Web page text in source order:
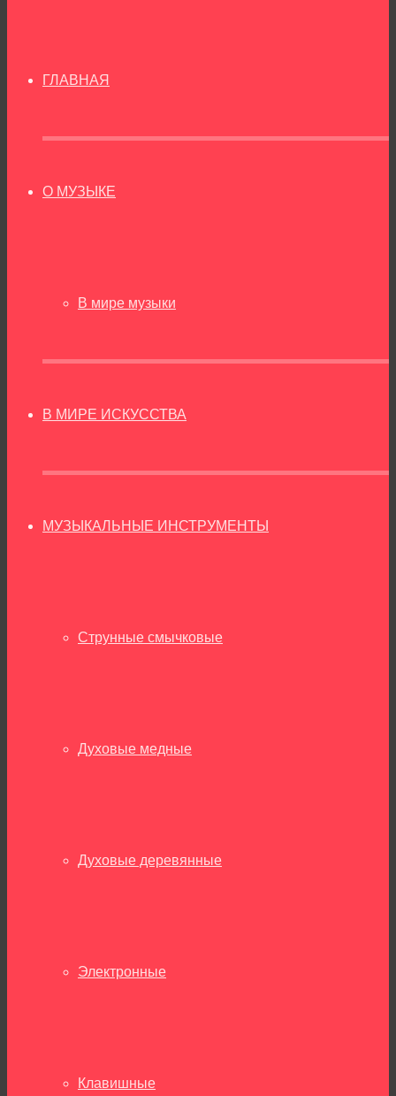
ГЛАВНАЯ
О МУЗЫКЕ
В мире музыки
В МИРЕ ИСКУССТВА
МУЗЫКАЛЬНЫЕ ИНСТРУМЕНТЫ
Струнные смычковые
Духовые медные
Духовые деревянные
Электронные
Клавишные